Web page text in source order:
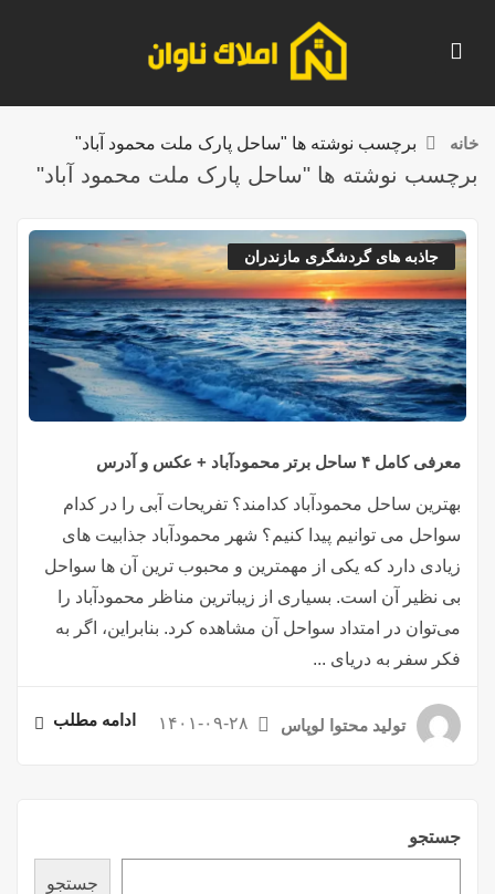
خانه برچسب نوشته ها "ساحل پارک ملت محمود آباد"
برچسب نوشته ها "ساحل پارک ملت محمود آباد"
جستجو
جستجو
جاذبه های گردشگری مازندران
معرفی کامل ۴ ساحل برتر محمودآباد + عکس و آدرس
بهترین ساحل محمودآباد کدامند؟ تفریحات آبی را در کدام
سواحل می توانیم پیدا کنیم؟ شهر محمودآباد جذابیت های
زیادی دارد که یکی از مهمترین و محبوب ترین آن ها سواحل
بی نظیر آن است. بسیاری از زیباترین مناظر محمودآباد را
می‌توان در امتداد سواحل آن مشاهده کرد. بنابراین، اگر به
فکر سفر به دریای ...
تولید محتوا لوپاس ۱۴۰۱-۰۹-۲۸ ادامه مطلب